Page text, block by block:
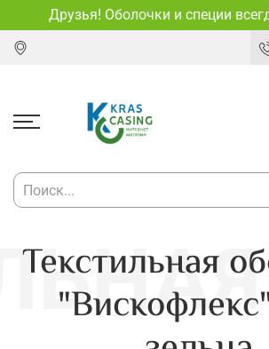
Друзья! Оболочки и специи
Текстильная